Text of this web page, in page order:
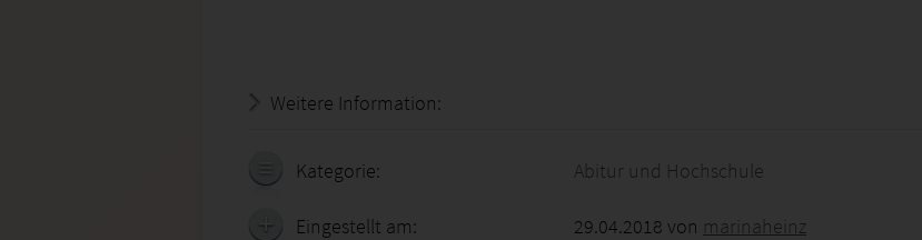
Weitere Information:
Kategorie: Abitur und Hochschule
Eingestellt am: 29.04.2018 von marinaheinz